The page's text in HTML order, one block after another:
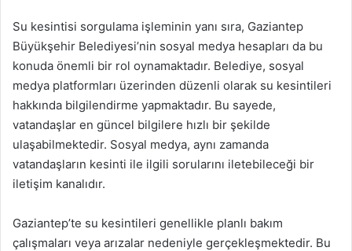
Su kesintisi sorgulama işleminin yanı sıra, Gaziantep
Büyükşehir Belediyesi’nin sosyal medya hesapları da bu
konuda önemli bir rol oynamaktadır. Belediye, sosyal
medya platformları üzerinden düzenli olarak su kesintileri
hakkında bilgilendirme yapmaktadır. Bu sayede,
vatandaşlar en güncel bilgilere hızlı bir şekilde
ulaşabilmektedir. Sosyal medya, aynı zamanda
vatandaşların kesinti ile ilgili sorularını iletebileceği bir
iletişim kanalıdır.
Gaziantep’te su kesintileri genellikle planlı bakım
çalışmaları veya arızalar nedeniyle gerçekleşmektedir. Bu